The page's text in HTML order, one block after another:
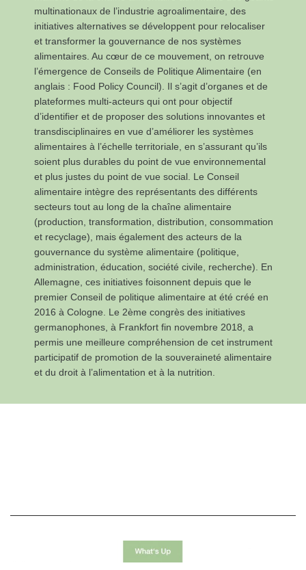
multinationaux de l’industrie agroalimentaire, des
initiatives alternatives se développent pour relocaliser
et transformer la gouvernance de nos systèmes
alimentaires. Au cœur de ce mouvement, on retrouve
l’émergence de Conseils de Politique Alimentaire (en
anglais : Food Policy Council). Il s’agit d’organes et de
plateformes multi-acteurs qui ont pour objectif
d’identifier et de proposer des solutions innovantes et
transdisciplinaires en vue d’améliorer les systèmes
alimentaires à l’échelle territoriale, en s’assurant qu’ils
soient plus durables du point de vue environnemental
et plus justes du point de vue social. Le Conseil
alimentaire intègre des représentants des différents
secteurs tout au long de la chaîne alimentaire
(production, transformation, distribution, consommation
et recyclage), mais également des acteurs de la
gouvernance du système alimentaire (politique,
administration, éducation, société civile, recherche). En
Allemagne, ces initiatives foisonnent depuis que le
premier Conseil de politique alimentaire at été créé en
2016 à Cologne. Le 2ème congrès des initiatives
germanophones, à Frankfort fin novembre 2018, a
permis une meilleure compréhension de cet instrument
participatif de promotion de la souveraineté alimentaire
et du droit à l’alimentation et à la nutrition.